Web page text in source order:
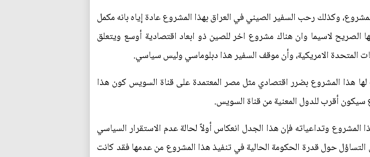
وكذلك رحب السفير الصيني في العراق بهذا المشروع عادة إياه بانه مكمل
لاسيما وان هناك مشروع اخر للصين ذو ابعاد اقتصادية أوسع ويتعلق
المتحدة الامريكية، وأن موقف السفير هذا دبلوماسي وليس سياسي.
هذا المشروع بضرر اقتصادي مثل مصر المعتمدة على قناة السويس كون هذا
أقرب للدول المعنية من قناة السويس.
وتداعياته فإن هذا الجدل انعكاس أولاً لحالة عدم الاستقرار السياسي
التساؤل حول قدرة الحكومة الحالية في تنفيذ هذا المشروع من عدمها فقد كانت